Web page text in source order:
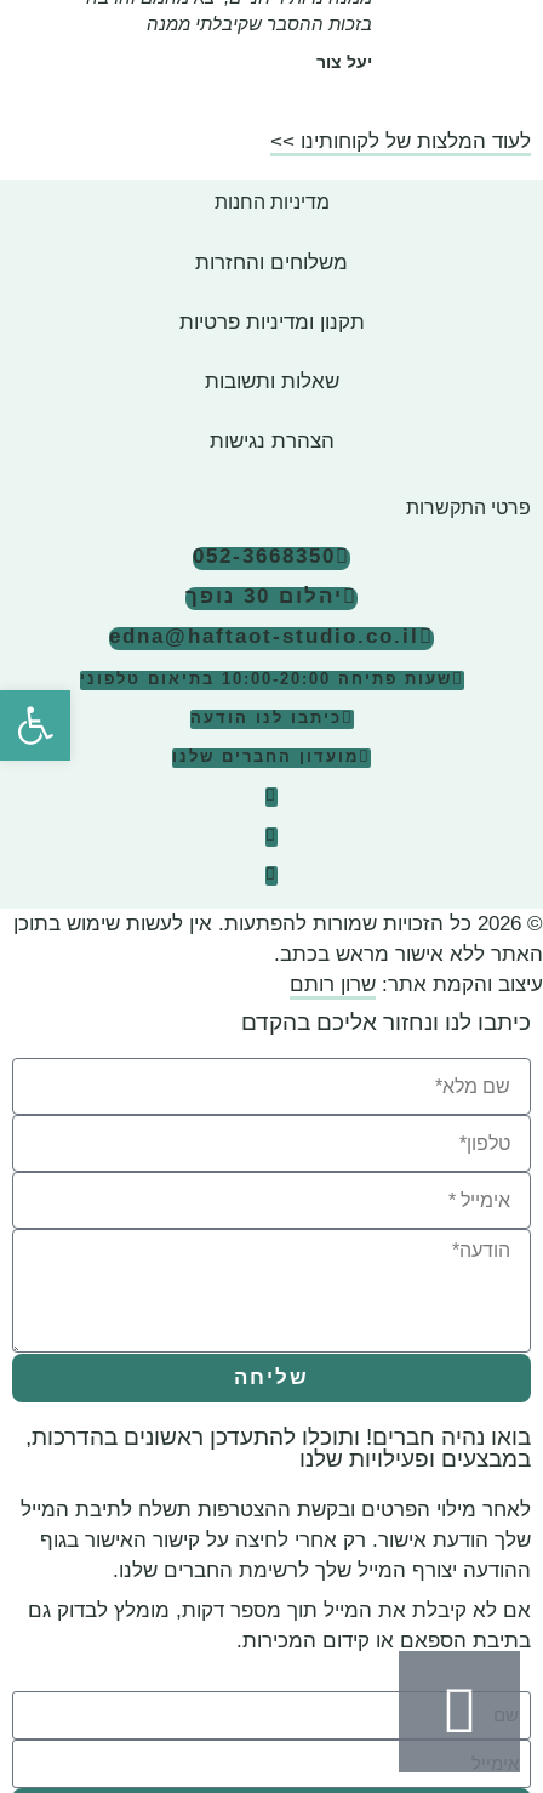
בזכות ההסבר שקיבלתי ממנה
יעל צור
לעוד המלצות של לקוחותינו >>
מדיניות החנות
משלוחים והחזרות
תקנון ומדיניות פרטיות
שאלות ותשובות
הצהרת נגישות
פרטי התקשרות
052-3668350
יהלום 30 נופך
edna@haftaot-studio.co.il
שעות פתיחה 10:00-20:00 בתיאום טלפוני
כיתבו לנו הודעה
מועדון החברים שלנו
© 2026 כל הזכויות שמורות להפתעות. אין לעשות שימוש בתוכן
האתר ללא אישור מראש בכתב.
עיצוב והקמת אתר: שרון רותם
כיתבו לנו ונחזור אליכם בהקדם
שליחה
בואו נהיה חברים! ותוכלו להתעדכן ראשונים בהדרכות,
במבצעים ופעילויות שלנו
לאחר מילוי הפרטים ובקשת ההצטרפות תשלח לתיבת המייל
שלך הודעת אישור. רק אחרי לחיצה על קישור האישור בגוף
ההודעה יצורף המייל שלך לרשימת החברים שלנו.
אם לא קיבלת את המייל תוך מספר דקות, מומלץ לבדוק גם
בתיבת הספאם או קידום המכירות.
פתח